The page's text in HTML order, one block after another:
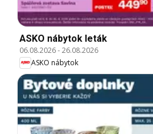
ASKO nábytok leták
06.08.2026-26.08.2026
ASKO nábytok